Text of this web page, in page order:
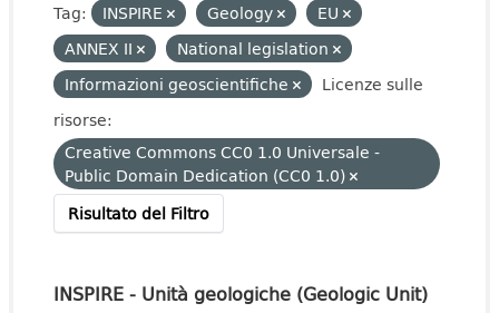
Tag: INSPIRE Geology
EU
ANNEX II
National legislation
Informazioni geoscientifiche
Licenze sulle
risorse:
Creative Commons CC0 1.0 Universale -
Public Domain Dedication (CC0 1.0)
Risultato del Filtro
INSPIRE - Unità geologiche (Geologic Unit)